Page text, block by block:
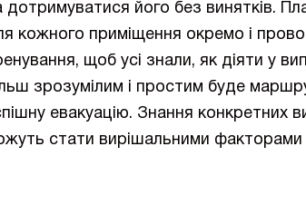
дотримуватися його без винятків.
кожного приміщення окремо і
щоб усі знали, як діяти у
зрозумілим і простим буде
евакуацію. Знання конкретних
стати вирішальними факторами